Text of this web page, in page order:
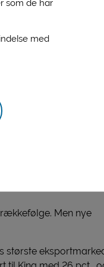
som de har
med
Men nye
største